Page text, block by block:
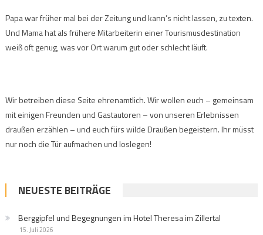
Papa war früher mal bei der Zeitung und kann’s nicht lassen, zu texten.
Und Mama hat als frühere Mitarbeiterin einer Tourismusdestination
weiß oft genug, was vor Ort warum gut oder schlecht läuft.
Wir betreiben diese Seite ehrenamtlich. Wir wollen euch – gemeinsam
mit einigen Freunden und Gastautoren – von unseren Erlebnissen
draußen erzählen – und euch fürs wilde Draußen begeistern. Ihr müsst
nur noch die Tür aufmachen und loslegen!
NEUESTE BEITRÄGE
Berggipfel und Begegnungen im Hotel Theresa im Zillertal
15. Juli 2026